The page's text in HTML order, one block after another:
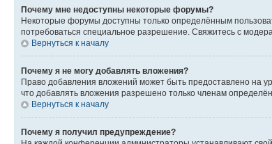
Почему мне недоступны некоторые форумы?
Некоторые форумы доступны только определённым
потребоваться специальное разрешение. Свяжитесь с
Вернуться к началу
Почему я не могу добавлять вложения?
Право добавления вложений может быть предоставлено на
что добавлять вложения разрешено только членам
Вернуться к началу
Почему я получил предупреждение?